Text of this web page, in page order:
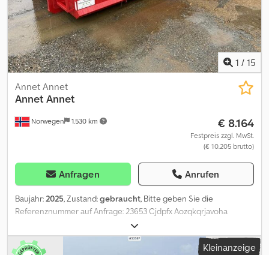
1 / 15
Norwegen 1.530 km
Annet Annet
Annet Annet
€ 8.164
Festpreis zzgl. MwSt.
(€ 10.205 brutto)
Anfragen Anrufen
Baujahr:2025, Zustand:gebraucht, Bitte geben Sie die
Referenznummer auf Anfrage: 23653 Cjdpfx Aozqkqrjavoha
Spezifikationen: Modell 2025 Leicht gebraucht Zum
Kompostieren geeignet 6 m lang Innenlänge: 2.388 m Innenbreite:
2.388 m Lieferbereit Beschreibung: Wir haben eine Hakenbox aus
Kleinanzeige